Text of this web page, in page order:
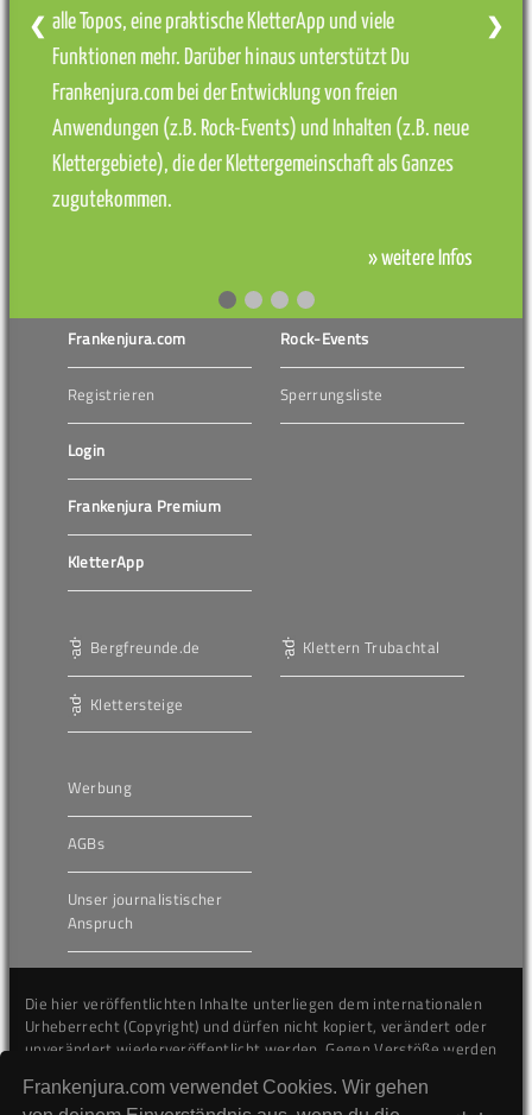
Frankenjura.com verwendet Cookies. Wir gehen
alle Topos, eine praktische KletterApp und viele
Funktionen mehr. Darüber hinaus unterstützt Du
Frankenjura.com bei der Entwicklung von freien
Anwendungen (z.B. Rock-Events) und Inhalten (z.B. neue
Klettergebiete), die der Klettergemeinschaft als Ganzes
zugutekommen.
» weitere Infos
❮ ❯
Frankenjura.com
Registrieren
Login
Frankenjura Premium
KletterApp
Rock-Events
Sperrungsliste
Bergfreunde.de
Klettersteige
Klettern Trubachtal
Werbung
AGBs
Unser journalistischer
Anspruch
Die hier veröffentlichten Inhalte unterliegen dem internationalen
Urheberrecht (Copyright) und dürfen nicht kopiert, verändert oder
unverändert wiederveröffentlicht werden. Gegen Verstöße werden